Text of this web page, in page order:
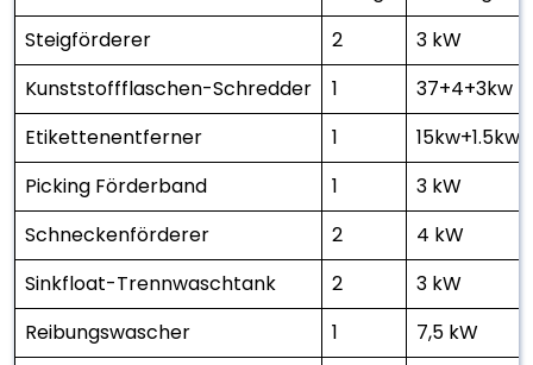
Steigförderer
2
3 kW
Kunststoffflaschen-Schredder
1
37+4+3kw
Etikettenentferner
1
15kw+1.5kw
Picking Förderband
1
3 kW
Schneckenförderer
2
4 kW
Sinkfloat-Trennwaschtank
2
3 kW
Reibungswascher
1
7,5 kW